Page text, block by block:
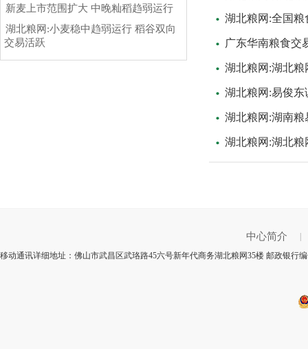
新麦上市范围扩大 中晚籼稻趋弱运行
湖北粮网:小麦稳中趋弱运行 稻谷双向
交易活跃
湖北粮网:全国
广东华南粮食交
湖北粮网:湖北
湖北粮网:易俊
湖北粮网:湖南
湖北粮网:湖北粮
中心简介
移动通讯详细地址：佛山市武昌区武珞路45六号新年代商务湖北粮网35楼 邮政银行